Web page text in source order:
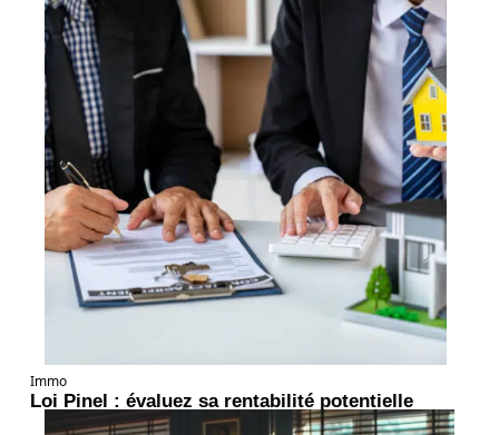
Immo
Loi Pinel : évaluez sa rentabilité potentielle